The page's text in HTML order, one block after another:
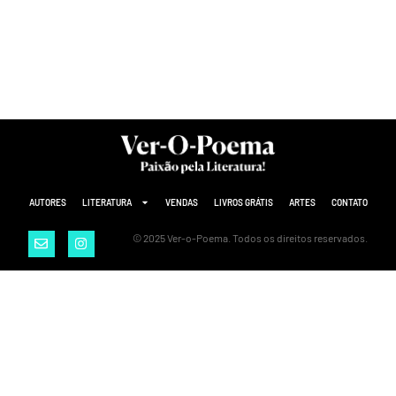
AUTORES LITERATURA VENDAS LIVROS GRÁTIS ARTES CONTATO
© 2025 Ver-o-Poema. Todos os direitos reservados.